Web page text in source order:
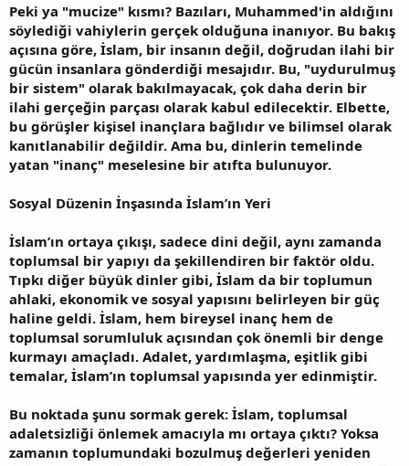
Peki ya "mucize" kısmı? Bazıları, Muhammed'in aldığını
söylediği vahiylerin gerçek olduğuna inanıyor. Bu bakış
açısına göre, İslam, bir insanın değil, doğrudan ilahi bir
gücün insanlara gönderdiği mesajıdır. Bu, "uydurulmuş
bir sistem" olarak bakılmayacak, çok daha derin bir
ilahi gerçeğin parçası olarak kabul edilecektir. Elbette,
bu görüşler kişisel inançlara bağlıdır ve bilimsel olarak
kanıtlanabilir değildir. Ama bu, dinlerin temelinde
yatan "inanç" meselesine bir atıfta bulunuyor.
Sosyal Düzenin İnşasında İslam’ın Yeri
İslam’ın ortaya çıkışı, sadece dini değil, aynı zamanda
toplumsal bir yapıyı da şekillendiren bir faktör oldu.
Tıpkı diğer büyük dinler gibi, İslam da bir toplumun
ahlaki, ekonomik ve sosyal yapısını belirleyen bir güç
haline geldi. İslam, hem bireysel inanç hem de
toplumsal sorumluluk açısından çok önemli bir denge
kurmayı amaçladı. Adalet, yardımlaşma, eşitlik gibi
temalar, İslam’ın toplumsal yapısında yer edinmiştir.
Bu noktada şunu sormak gerek: İslam, toplumsal
adaletsizliği önlemek amacıyla mı ortaya çıktı? Yoksa
zamanın toplumundaki bozulmuş değerleri yeniden